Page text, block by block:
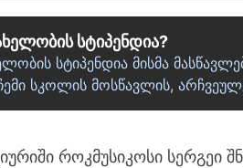
სტიპენდია?
სტიპენდია მისმა
სკოლის მოსწავლის,
როკმუსიკოსი სერგეი